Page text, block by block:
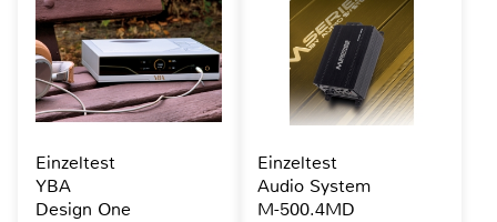
Einzeltest
YBA
Design One
Einzeltest
Audio System
M-500.4MD